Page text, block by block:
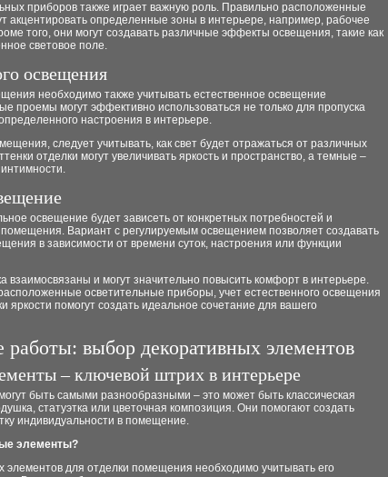
приборов также играет важную роль. Правильно расположенные
акцентировать определенные зоны в интерьере, например, рабочее
того, они могут создавать различные эффекты освещения, такие как
световое поле.
освещения
необходимо также учитывать естественное освещение
проемы могут эффективно использоваться не только для пропуска
настроения в интерьере.
следует учитывать, как свет будет отражаться от различных
отделки могут увеличивать яркость и пространство, а темные –
освещение будет зависеть от конкретных потребностей и
Вариант с регулируемым освещением позволяет создавать
в зависимости от времени суток, настроения или функции
взаимосвязаны и могут значительно повысить комфорт в интерьере.
осветительные приборы, учет естественного освещения
яркости помогут создать идеальное сочетание для вашего
работы: выбор декоративных элементов
– ключевой штрих в интерьере
быть самыми разнообразными – это может быть классическая
статуэтка или цветочная композиция. Они помогают создать
индивидуальности в помещение.
элементы?
элементов для отделки помещения необходимо учитывать его